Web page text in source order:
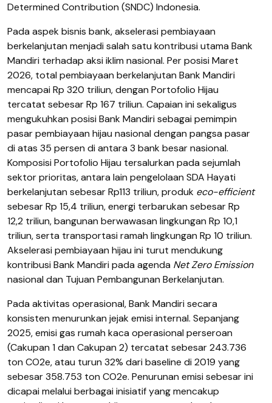
Determined Contribution (SNDC) Indonesia.
Pada aspek bisnis bank, akselerasi pembiayaan
berkelanjutan menjadi salah satu kontribusi utama Bank
Mandiri terhadap aksi iklim nasional. Per posisi Maret
2026, total pembiayaan berkelanjutan Bank Mandiri
mencapai Rp 320 triliun, dengan Portofolio Hijau
tercatat sebesar Rp 167 triliun. Capaian ini sekaligus
mengukuhkan posisi Bank Mandiri sebagai pemimpin
pasar pembiayaan hijau nasional dengan pangsa pasar
di atas 35 persen di antara 3 bank besar nasional.
Komposisi Portofolio Hijau tersalurkan pada sejumlah
sektor prioritas, antara lain pengelolaan SDA Hayati
berkelanjutan sebesar Rp113 triliun, produk eco-efficient
sebesar Rp 15,4 triliun, energi terbarukan sebesar Rp
12,2 triliun, bangunan berwawasan lingkungan Rp 10,1
triliun, serta transportasi ramah lingkungan Rp 10 triliun.
Akselerasi pembiayaan hijau ini turut mendukung
kontribusi Bank Mandiri pada agenda Net Zero Emission
nasional dan Tujuan Pembangunan Berkelanjutan.
Pada aktivitas operasional, Bank Mandiri secara
konsisten menurunkan jejak emisi internal. Sepanjang
2025, emisi gas rumah kaca operasional perseroan
(Cakupan 1 dan Cakupan 2) tercatat sebesar 243.736
ton CO2e, atau turun 32% dari baseline di 2019 yang
sebesar 358.753 ton CO2e. Penurunan emisi sebesar ini
dicapai melalui berbagai inisiatif yang mencakup